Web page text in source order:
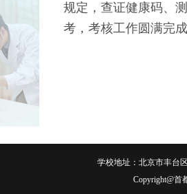
规定，查证健康码、
考，考核工作圆满完
学校地址：北京市丰台
Copyright@首